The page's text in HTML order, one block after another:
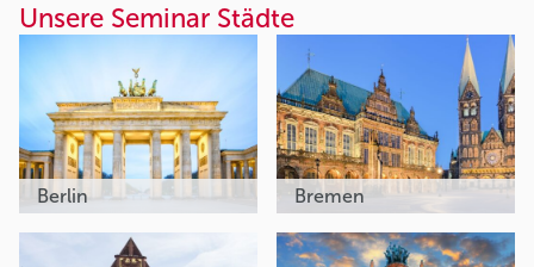
Unsere Seminar Städte
Berlin Bremen